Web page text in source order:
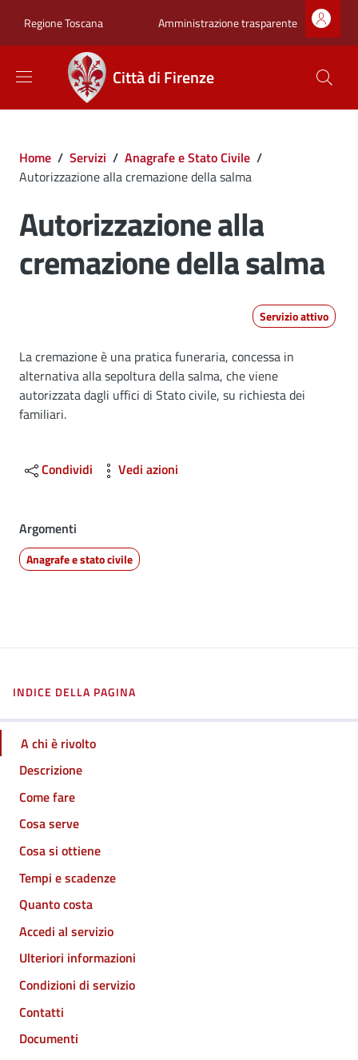
Regione Toscana Zona superiore
Amministrazione trasparente
Città di Firenze
Briciole di pane
Home / Servizi / Anagrafe e Stato Civile /
Autorizzazione alla cremazione della salma
Autorizzazione alla
cremazione della salma
Servizio attivo
Dettagli
La cremazione è una pratica funeraria, concessa in
alternativa alla sepoltura della salma, che viene
autorizzata dagli uffici di Stato civile, su richiesta dei
familiari.
Condividi Vedi azioni
Argomenti
Anagrafe e stato civile
INDICE DELLA PAGINA
A chi è rivolto
Descrizione
Come fare
Cosa serve
Cosa si ottiene
Tempi e scadenze
Quanto costa
Accedi al servizio
Ulteriori informazioni
Condizioni di servizio
Contatti
Documenti